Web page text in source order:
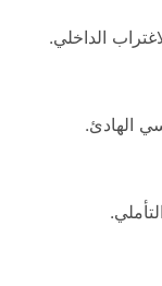
الداخلي.
الهادئ.